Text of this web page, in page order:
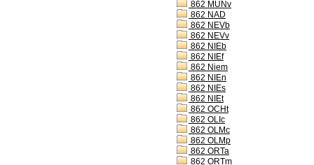
862 MUÑv
862 NAD
862 NEVb
862 NEVv
862 NIEb
862 NIEf
862 Niem
862 NIEn
862 NIEs
862 NIEt
862 OCHt
862 OLIc
862 OLMc
862 OLMp
862 ORTa
862 ORTm